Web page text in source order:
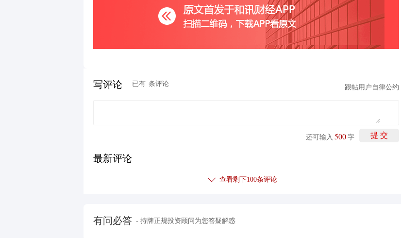
写评论 已有 条评论 跟帖用户自律公约
提 交
还可输入 500 字
最新评论
查看剩下100条评论
有问必答 - 持牌正规投资顾问为您答疑解惑